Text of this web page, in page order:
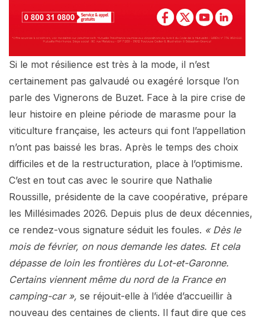
Si le mot résilience est très à la mode, il n’est
certainement pas galvaudé ou exagéré lorsque l’on
parle des Vignerons de Buzet. Face à la pire crise de
leur histoire en pleine période de marasme pour la
viticulture française, les acteurs qui font l’appellation
n’ont pas baissé les bras. Après le temps des choix
difficiles et de la restructuration, place à l’optimisme.
C’est en tout cas avec le sourire que Nathalie
Roussille, présidente de la cave coopérative, prépare
les Millésimades 2026. Depuis plus de deux décennies,
ce rendez-vous signature séduit les foules. « Dès le
mois de février, on nous demande les dates. Et cela
dépasse de loin les frontières du Lot-et-Garonne.
Certains viennent même du nord de la France en
camping-car », se réjouit-elle à l’idée d’accueillir à
nouveau des centaines de clients. Il faut dire que ces